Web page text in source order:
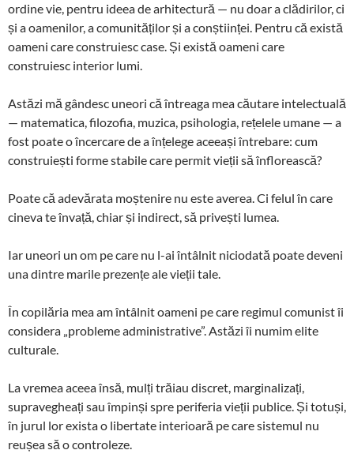
ordine vie, pentru ideea de arhitectură — nu doar a clădirilor, ci
și a oamenilor, a comunităților și a conștiinței. Pentru că există
oameni care construiesc case. Și există oameni care
construiesc interior lumi.
Astăzi mă gândesc uneori că întreaga mea căutare intelectuală
— matematica, filozofia, muzica, psihologia, rețelele umane — a
fost poate o încercare de a înțelege aceeași întrebare: cum
construiești forme stabile care permit vieții să înflorească?
Poate că adevărata moștenire nu este averea. Ci felul în care
cineva te învață, chiar și indirect, să privești lumea.
Iar uneori un om pe care nu l-ai întâlnit niciodată poate deveni
una dintre marile prezențe ale vieții tale.
În copilăria mea am întâlnit oameni pe care regimul comunist îi
considera „probleme administrative”. Astăzi îi numim elite
culturale.
La vremea aceea însă, mulți trăiau discret, marginalizați,
supravegheați sau împinși spre periferia vieții publice. Și totuși,
în jurul lor exista o libertate interioară pe care sistemul nu
reușea să o controleze.